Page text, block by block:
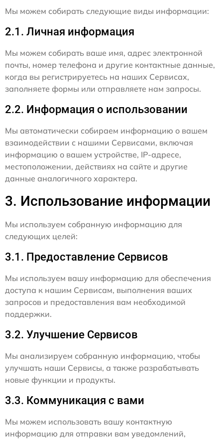
Мы можем собирать следующие виды информации:
2.1. Личная информация
Мы можем собирать ваше имя, адрес электронной
почты, номер телефона и другие контактные данные,
когда вы регистрируетесь на наших Сервисах,
заполняете формы или отправляете нам запросы.
2.2. Информация о использовании
Мы автоматически собираем информацию о вашем
взаимодействии с нашими Сервисами, включая
информацию о вашем устройстве, IP-адресе,
местоположении, действиях на сайте и другие
данные аналогичного характера.
3. Использование информации
Мы используем собранную информацию для
следующих целей:
3.1. Предоставление Сервисов
Мы используем вашу информацию для обеспечения
доступа к нашим Сервисам, выполнения ваших
запросов и предоставления вам необходимой
поддержки.
3.2. Улучшение Сервисов
Мы анализируем собранную информацию, чтобы
улучшать наши Сервисы, а также разрабатывать
новые функции и продукты.
3.3. Коммуникация с вами
Мы можем использовать вашу контактную
информацию для отправки вам уведомлений,